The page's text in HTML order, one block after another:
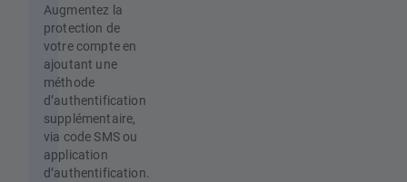
Augmentez la
protection de
votre compte en
ajoutant une
méthode
d’authentification
supplémentaire,
via code SMS ou
application
d’authentification.